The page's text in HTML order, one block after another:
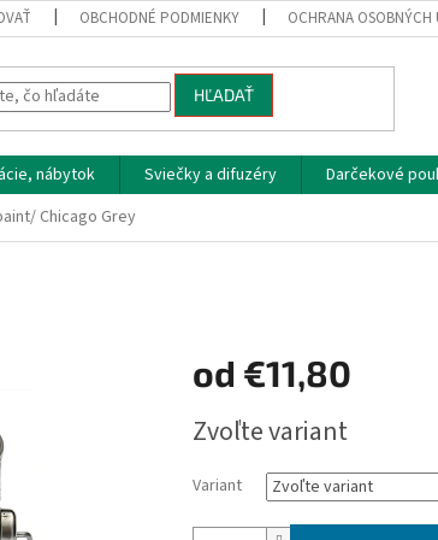
OBCHODNÉ PODMIENKY OCHRANA OSOBNÝCH
HĽADAŤ
nábytok Sviečky a difuzéry Darčekové
Chicago Grey
od €11,80
cena:
Zvoľte variant
Variant